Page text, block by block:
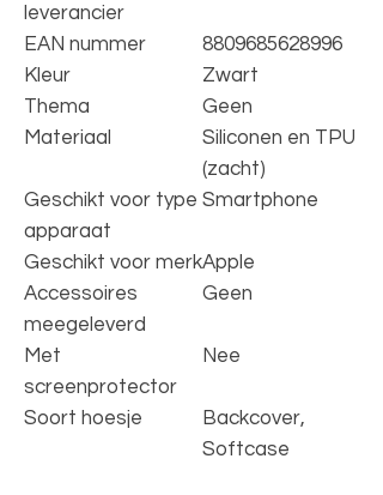
leverancier
EAN nummer
8809685628996
Kleur
Zwart
Thema
Geen
Materiaal
Siliconen en TPU
(zacht)
Geschikt voor type
apparaat
Smartphone
Geschikt voor merkApple
Accessoires
meegeleverd
Geen
Met
screenprotector
Nee
Soort hoesje
Backcover,
Softcase